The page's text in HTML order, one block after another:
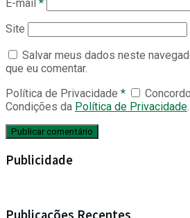
E-mail *
Site
Salvar meus dados neste
que eu comentar.
Política de Privacidade *
Condições da Política de Privacidade.
Publicidade